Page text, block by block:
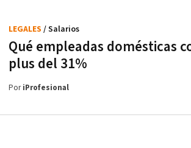
Qué empleadas domésticas
plus del 31%
LEGALES / Salarios
PoriProfesional